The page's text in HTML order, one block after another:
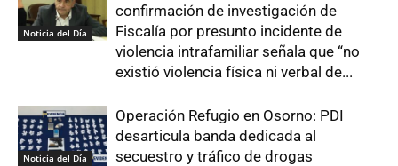
Noticia del Día
confirmación de investigación de
Fiscalía por presunto incidente de
violencia intrafamiliar señala que “no
existió violencia física ni verbal de...
Noticia del Día
Operación Refugio en Osorno: PDI
desarticula banda dedicada al
secuestro y tráfico de drogas